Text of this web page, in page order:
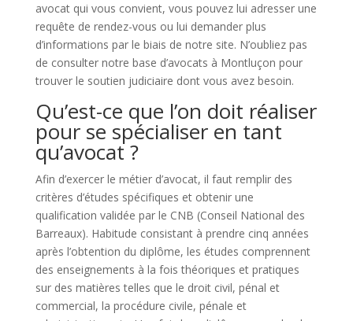
avocat qui vous convient, vous pouvez lui adresser une
requête de rendez-vous ou lui demander plus
d’informations par le biais de notre site. N’oubliez pas
de consulter notre base d’avocats à Montluçon pour
trouver le soutien judiciaire dont vous avez besoin.
Qu’est-ce que l’on doit réaliser
pour se spécialiser en tant
qu’avocat ?
Afin d’exercer le métier d’avocat, il faut remplir des
critères d’études spécifiques et obtenir une
qualification validée par le CNB (Conseil National des
Barreaux). Habitude consistant à prendre cinq années
après l’obtention du diplôme, les études comprennent
des enseignements à la fois théoriques et pratiques
sur des matières telles que le droit civil, pénal et
commercial, la procédure civile, pénale et